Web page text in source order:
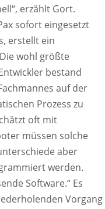
erzählt Gort.
sofort eingesetzt
erstellt ein
wohl größte
bestand
auf der
Prozess zu
oft mit
müssen solche
aber
werden.
Software.“ Es